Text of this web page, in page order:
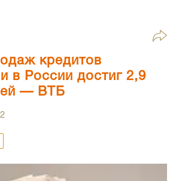
кредитов
в России достиг 2,9
— ВТБ